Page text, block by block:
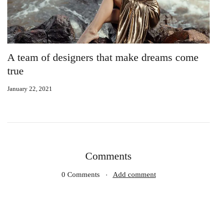
A team of designers that make dreams come
true
January 22, 2021
Comments
0 Comments Add comment